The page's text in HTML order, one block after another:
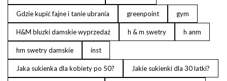
Gdzie kupić fajne i tanie ubrania greenpoint gym
H&M bluzki damskie wyprzedaż h & m swetry h anm
hm swetry damskie inst
Jaka sukienka dla kobiety po 50? Jakie sukienki dla 30 latki?